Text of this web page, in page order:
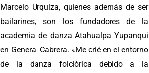
Marcelo Urquiza, quienes además de ser
bailarines, son los fundadores de la
academia de danza Atahualpa Yupanqui
en General Cabrera. «Me crié en el entorno
de la danza folclórica debido a la